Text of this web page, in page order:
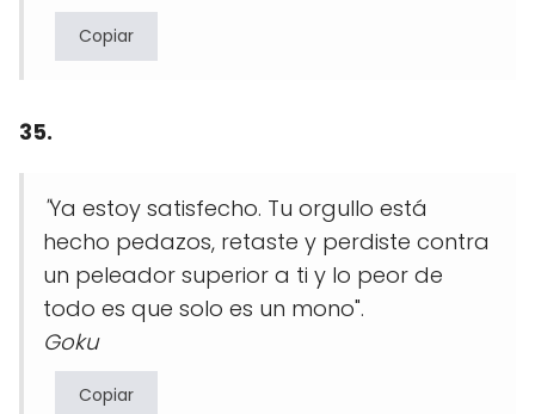
Copiar
35.
"Ya estoy satisfecho. Tu orgullo está
hecho pedazos, retaste y perdiste contra
un peleador superior a ti y lo peor de
todo es que solo es un mono".
Goku
Copiar